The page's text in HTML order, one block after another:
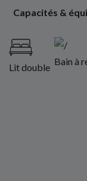
Capacités &
Lit double
Bain à